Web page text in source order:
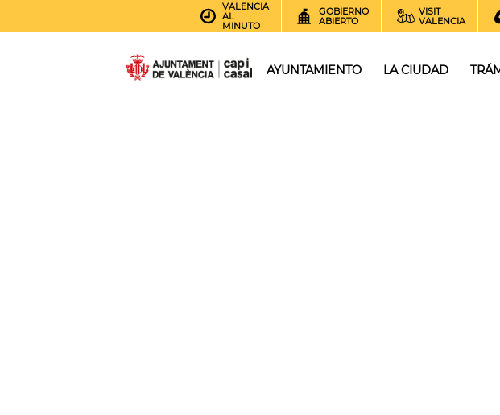
VALENCIA
AL
MINUTO
GOBIERNO
ABIERTO
VISIT
VALENCIA
AYUNTAMIENTO LA CIUDAD